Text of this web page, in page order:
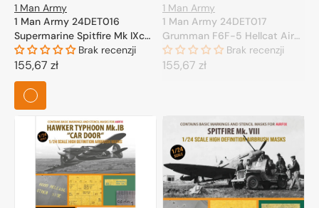
1 Man Army
1 Man Army 24DET016
Supermarine Spitfire Mk IXc
Airfix 1/24
Brak recenzji
Cena
regularna
155,67 zł
1 Man Army
1 Man Army 24DET017
Grumman F6F-5 Hellcat Airfix
1/24
Brak recenzji
Cena
155,67 zł